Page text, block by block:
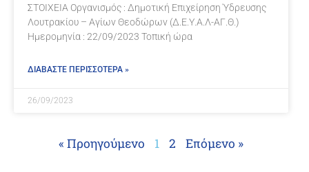
ΣΤΟΙΧΕΙΑ Οργανισμός : Δημοτική Επιχείρηση Ύδρευσης
Λουτρακίου – Αγίων Θεοδώρων (Δ.Ε.Υ.Α.Λ-ΑΓ.Θ.)
Ημερομηνία : 22/09/2023 Τοπική ώρα
ΔΙΑΒΑΣΤΕ ΠΕΡΙΣΣΟΤΕΡΑ »
26/09/2023
« Προηγούμενο 1 2 Επόμενο »